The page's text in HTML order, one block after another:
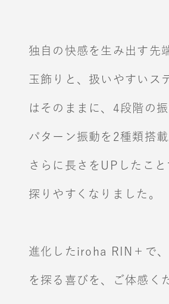
独自の快感を生み出す先
玉飾りと、 扱いやすいス
はそのままに、 4段階の振
パターン振動を2種類搭載
さらに長さをUPしたこ
探りやすくなりました。
進化したiroha RIN＋で、
を探る喜びを、ご体感く